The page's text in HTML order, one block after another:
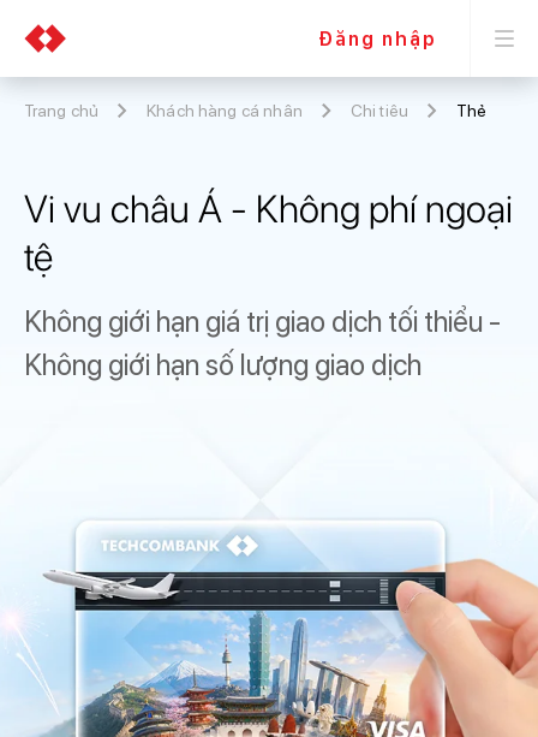
Đăng nhập
Trang chủ Khách hàng cá nhân Chi tiêu Thẻ
Vi vu châu Á - Không phí ngoại
tệ
Không giới hạn giá trị giao dịch tối thiểu -
Không giới hạn số lượng giao dịch